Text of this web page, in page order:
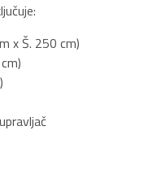
x Š. 250 cm)